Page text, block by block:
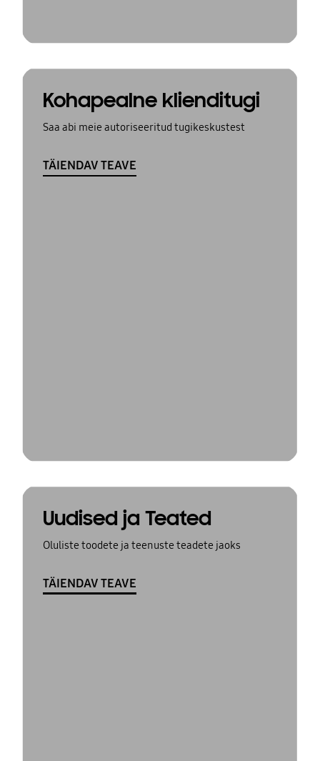
Kohapealne klienditugi
Saa abi meie autoriseeritud tugikeskustest
TÄIENDAV TEAVE
Uudised ja Teated
Oluliste toodete ja teenuste teadete jaoks
TÄIENDAV TEAVE